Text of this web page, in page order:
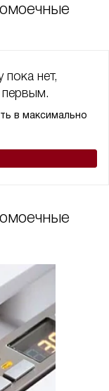
нет,
в максимально